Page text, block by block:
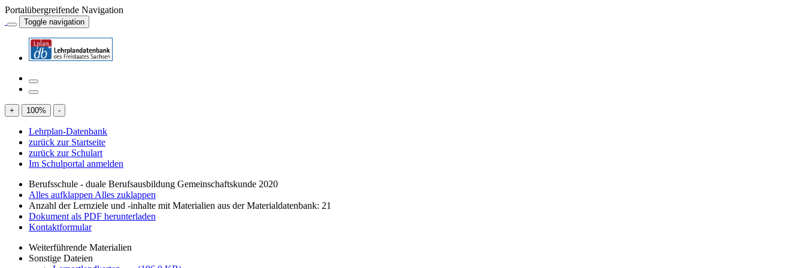
Portalübergreifende Navigation
Toggle navigation
+ 100% -
Lehrplan-Datenbank
zurück zur Startseite
zurück zur Schulart
Im Schulportal anmelden
Berufsschule - duale Berufsausbildung Gemeinschaftskunde 2020
Alles aufklappen Alles zuklappen
Anzahl der Lernziele und -inhalte mit Materialien aus der Materialdatenbank: 21
Dokument als PDF herunterladen
Kontaktformular
Weiterführende Materialien
Sonstige Dateien